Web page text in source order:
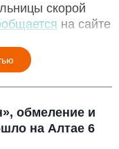
скорой
на сайте
обмеление и
на Алтае 6